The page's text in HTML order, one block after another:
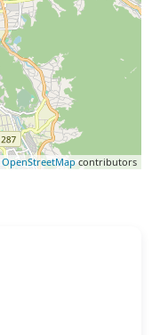
OpenStreetMap contributors